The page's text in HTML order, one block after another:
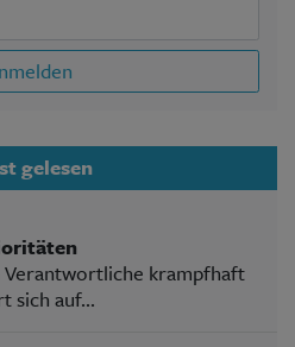
gelesen
krampfhaft
sich auf...